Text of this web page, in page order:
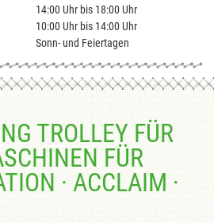
14:00 Uhr bis 18:00 Uhr
10:00 Uhr bis 14:00 Uhr
Sonn- und Feiertagen
TROLLEY FÜR
FÜR
· ACCLAIM ·